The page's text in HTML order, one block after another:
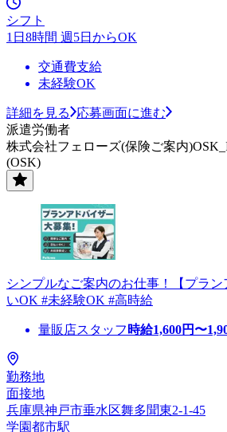
シフト
1日8時間 週5日からOK
交通費支給
未経験OK
詳細を見る
応募画面に進む
派遣労働者
株式会社フェローズ(保険ご案内
(OSK)
シンプルなご案内のお仕事！【プラ
いOK #未経験OK #高時給
量販店スタッフ 時給1,600円〜
勤務地
面接地
兵庫県神戸市垂水区舞多聞東2-1-45
学園都市駅